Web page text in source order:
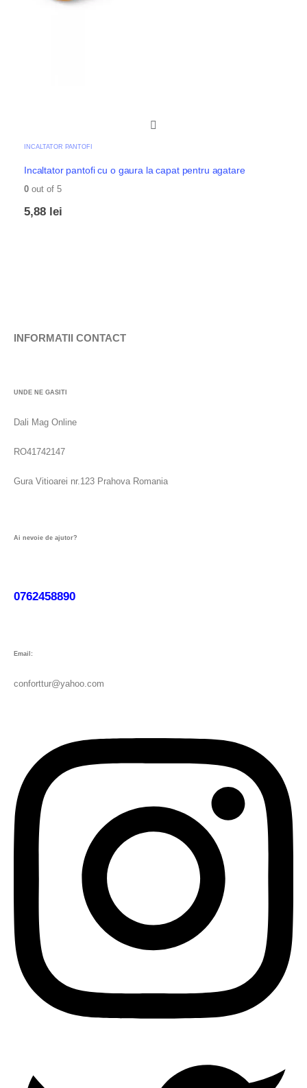
INCALTATOR PANTOFI
Incaltator pantofi cu o gaura la capat pentru agatare
0 out of 5
5,88 lei
INFORMATII CONTACT
UNDE NE GASITI
Dali Mag Online
RO41742147
Gura Vitioarei nr.123 Prahova Romania
Ai nevoie de ajutor?
0762458890
Email:
conforttur@yahoo.com